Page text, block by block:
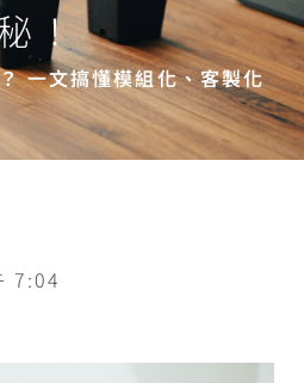
！
一文搞懂模組化、客製化
7:04